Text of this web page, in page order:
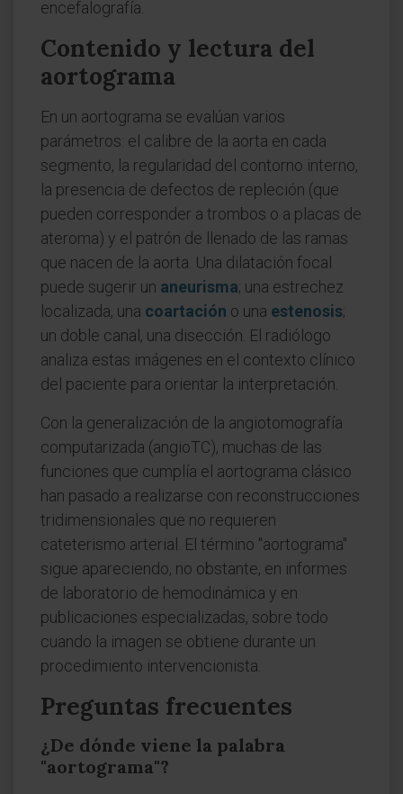
encefalografía.
Contenido y lectura del
aortograma
En un aortograma se evalúan varios
parámetros: el calibre de la aorta en cada
segmento, la regularidad del contorno interno,
la presencia de defectos de repleción (que
pueden corresponder a trombos o a placas de
ateroma) y el patrón de llenado de las ramas
que nacen de la aorta. Una dilatación focal
puede sugerir un aneurisma; una estrechez
localizada, una coartación o una estenosis;
un doble canal, una disección. El radiólogo
analiza estas imágenes en el contexto clínico
del paciente para orientar la interpretación.
Con la generalización de la angiotomografía
computarizada (angioTC), muchas de las
funciones que cumplía el aortograma clásico
han pasado a realizarse con reconstrucciones
tridimensionales que no requieren
cateterismo arterial. El término "aortograma"
sigue apareciendo, no obstante, en informes
de laboratorio de hemodinámica y en
publicaciones especializadas, sobre todo
cuando la imagen se obtiene durante un
procedimiento intervencionista.
Preguntas frecuentes
¿De dónde viene la palabra
"aortograma"?